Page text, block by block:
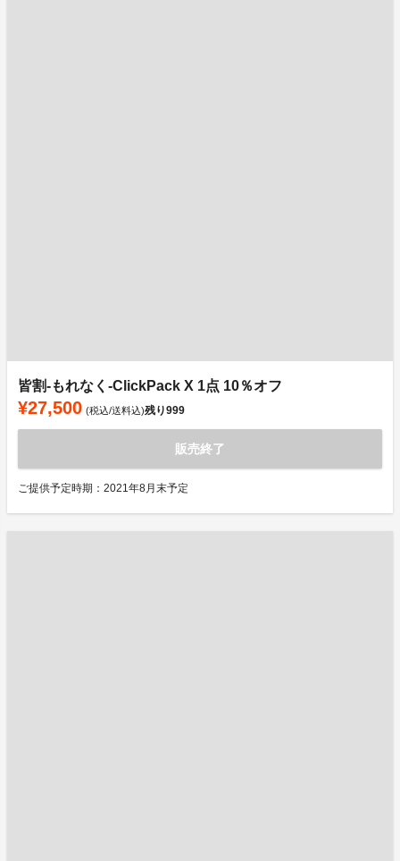
皆割-もれなく-ClickPack X 1点 10％オフ
¥27,500 (税込/送料込)残り999
販売終了
ご提供予定時期：2021年8月末予定